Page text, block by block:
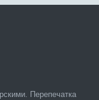
Перепечатка